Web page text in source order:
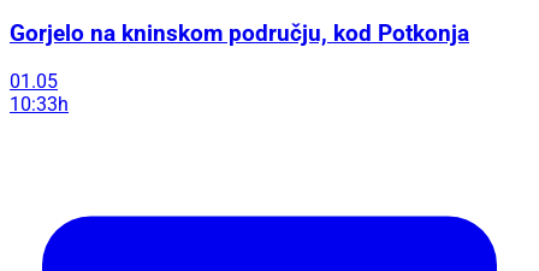
Gorjelo na kninskom području, kod Potkonja
01.05
10:33h